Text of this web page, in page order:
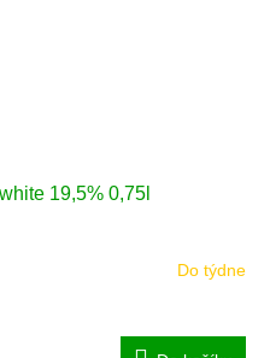
19,5% 0,75l
Do týdne